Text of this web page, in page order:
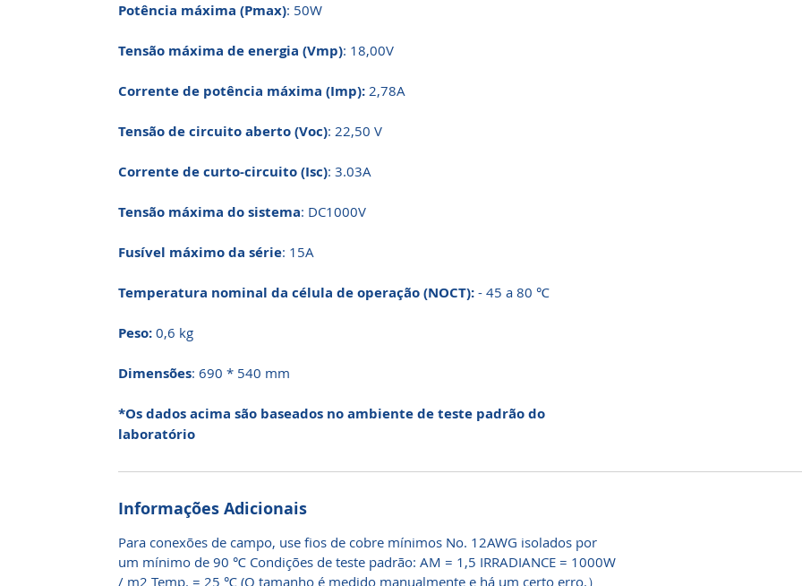
Potência máxima (Pmax): 50W
Tensão máxima de energia (Vmp): 18,00V
Corrente de potência máxima (Imp): 2,78A
Tensão de circuito aberto (Voc): 22,50 V
Corrente de curto-circuito (Isc): 3.03A
Tensão máxima do sistema: DC1000V
Fusível máximo da série: 15A
Temperatura nominal da célula de operação (NOCT): - 45 a 80 ℃
Peso: 0,6 kg
Dimensões: 690 * 540 mm
*Os dados acima são baseados no ambiente de teste padrão do
laboratório
Informações Adicionais
Para conexões de campo, use fios de cobre mínimos No. 12AWG isolados por
um mínimo de 90 ℃ Condições de teste padrão: AM = 1,5 IRRADIANCE = 1000W
/ m2 Temp. = 25 ℃ (O tamanho é medido manualmente e há um certo erro.）